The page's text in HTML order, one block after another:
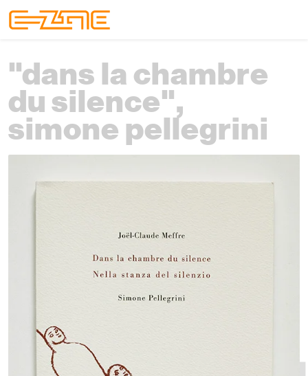
"dans la chambre
du silence",
simone pellegrini